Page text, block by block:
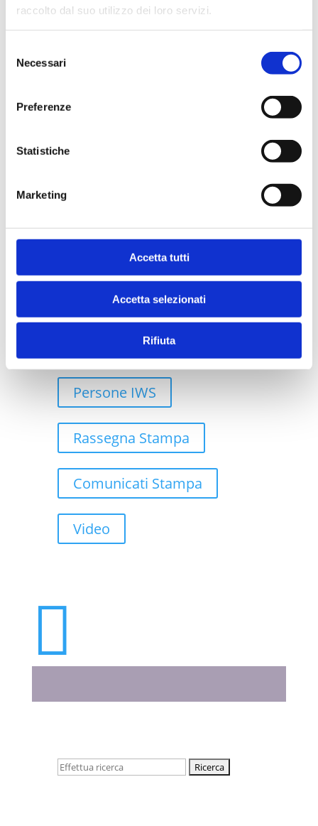
raccolto dal suo utilizzo dei loro servizi.
delNecessari
Preferenze
Statistiche
Marketing
Accetta tutti
Accetta selezionati
Rifiuta
Case Study
Robotic Process Automation
Persone IWS
Rassegna Stampa
Comunicati Stampa
Video

Cerca: